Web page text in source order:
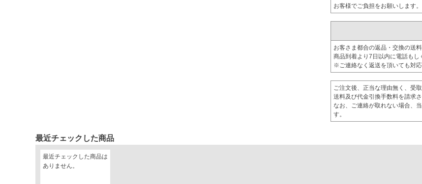
お客様でご負担をお願いします。
お客さま都合の返品・交換の送
商品到着より7日以内に電話もし
※ご連絡なく返送を頂いても対
ご注文後、正当な理由無く、受
送料及び代金引換手数料を請求
なお、ご連絡が取れない場合、
す。
最近チェックした商品
最近チェックした商品は
ありません。